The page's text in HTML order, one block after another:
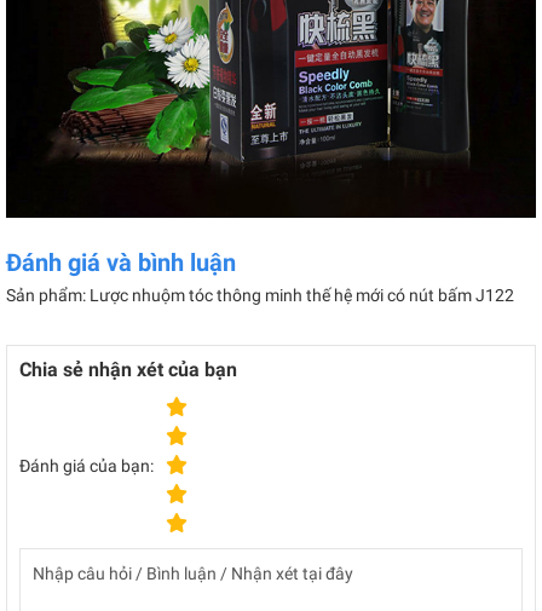
Đánh giá và bình luận
Sản phẩm: Lược nhuộm tóc thông minh thế hệ mới có nút bấm J122
Chia sẻ nhận xét của bạn
Đánh giá của bạn: